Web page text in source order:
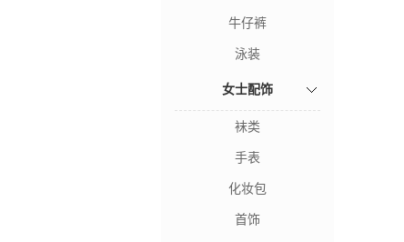
牛仔裤
泳装
女士配饰
袜类
手表
化妆包
首饰